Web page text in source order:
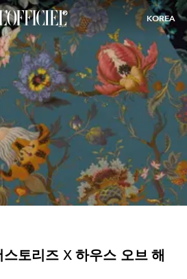
KOREA
토리즈 X 하우스 오브 해